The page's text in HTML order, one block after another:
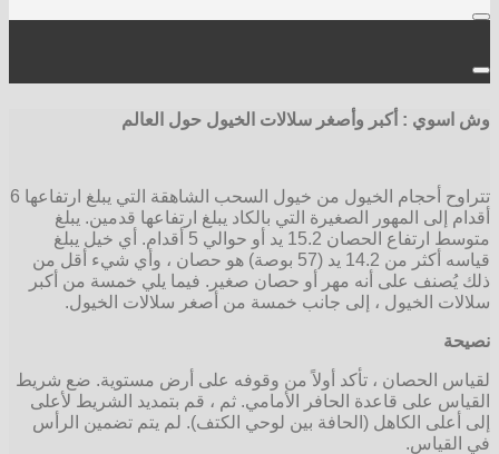
وش اسوي : أكبر وأصغر سلالات الخيول حول العالم
تتراوح أحجام الخيول من خيول السحب الشاهقة التي يبلغ ارتفاعها 6
أقدام إلى المهور الصغيرة التي بالكاد يبلغ ارتفاعها قدمين. يبلغ
متوسط ​​ارتفاع الحصان 15.2 يد أو حوالي 5 أقدام. أي خيل يبلغ
قياسه أكثر من 14.2 يد (57 بوصة) هو حصان ، وأي شيء أقل من
ذلك يُصنف على أنه مهر أو حصان صغير. فيما يلي خمسة من أكبر
سلالات الخيول ، إلى جانب خمسة من أصغر سلالات الخيول.
نصيحة
لقياس الحصان ، تأكد أولاً من وقوفه على أرض مستوية. ضع شريط
القياس على قاعدة الحافر الأمامي. ثم ، قم بتمديد الشريط لأعلى
إلى أعلى الكاهل (الحافة بين لوحي الكتف). لم يتم تضمين الرأس
في القياس.